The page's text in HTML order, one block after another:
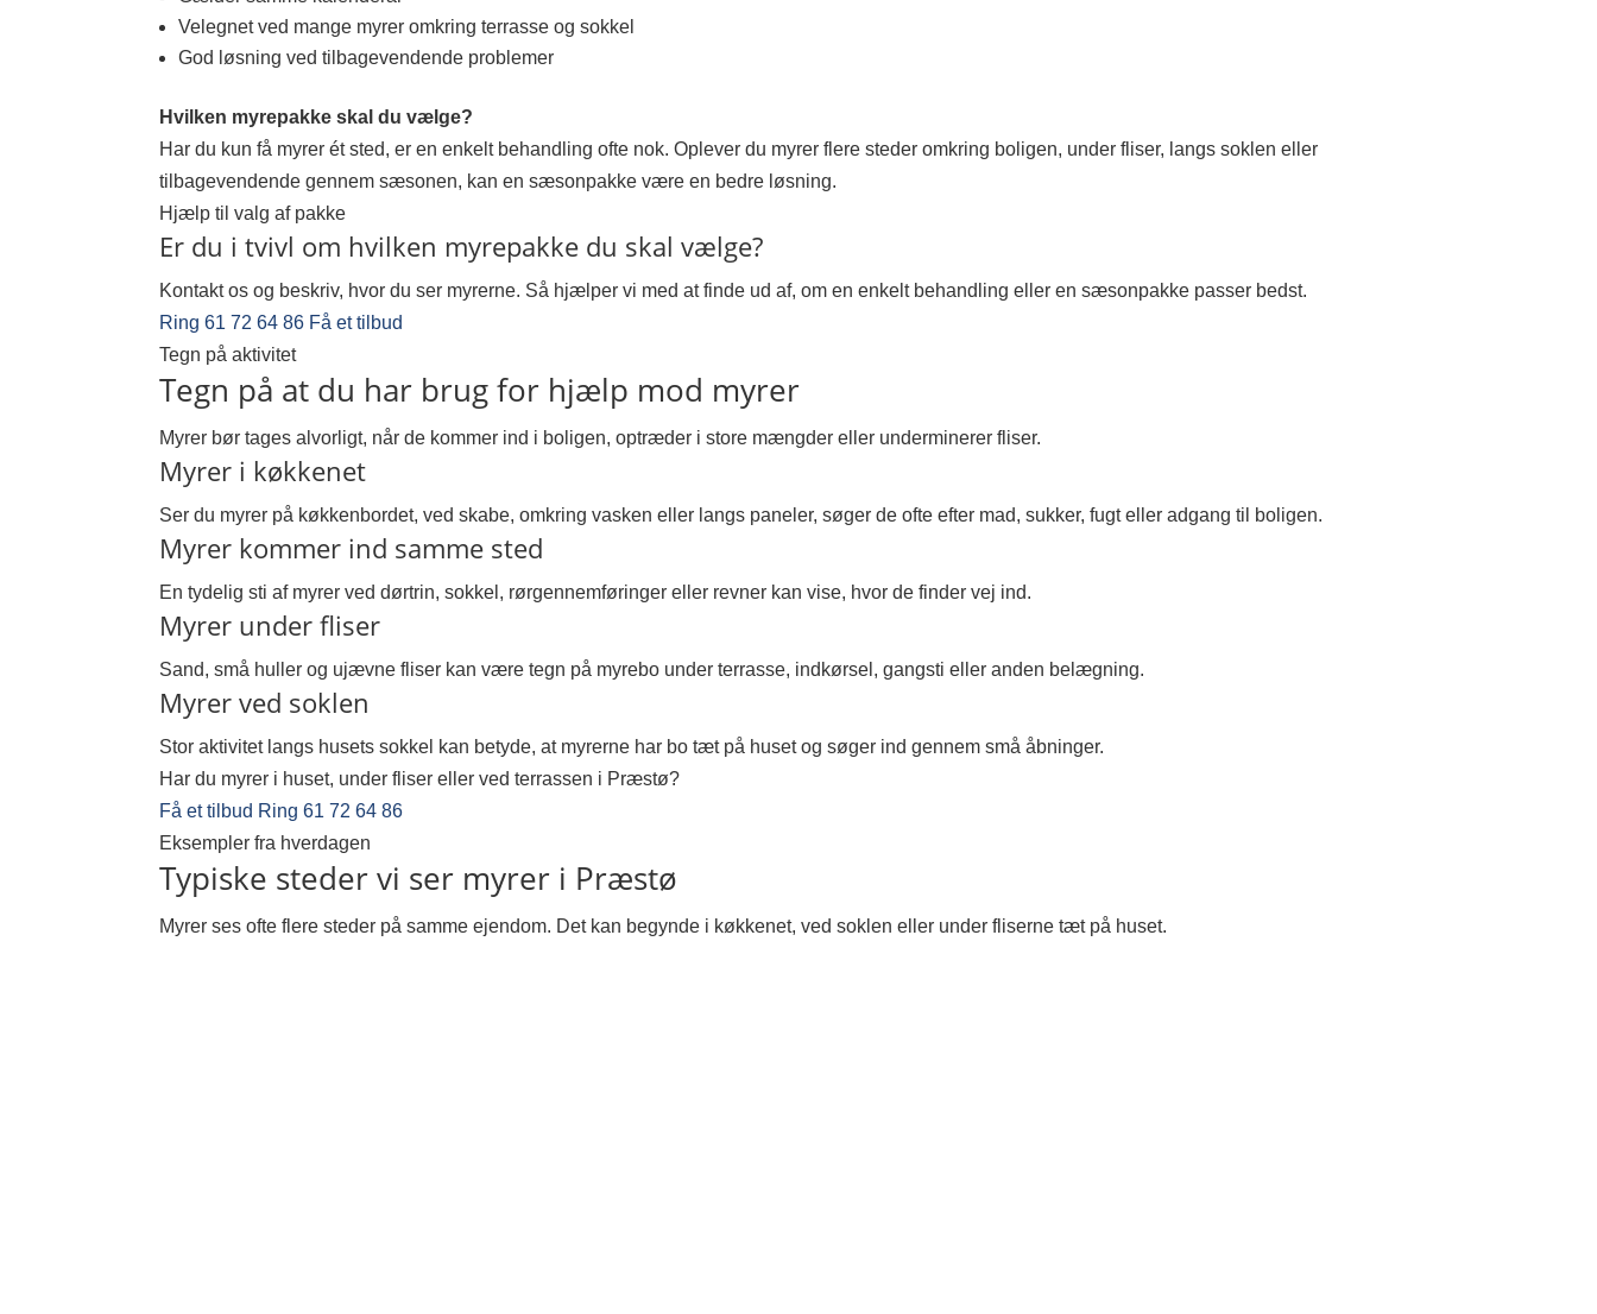
Velegnet ved mange myrer omkring terrasse og sokkel
God løsning ved tilbagevendende problemer
Hvilken myrepakke skal du vælge?
Har du kun få myrer ét sted, er en enkelt behandling ofte nok. Oplever du myrer flere steder omkring boligen, under fliser, langs soklen eller
tilbagevendende gennem sæsonen, kan en sæsonpakke være en bedre løsning.
Hjælp til valg af pakke
Er du i tvivl om hvilken myrepakke du skal vælge?
Kontakt os og beskriv, hvor du ser myrerne. Så hjælper vi med at finde ud af, om en enkelt behandling eller en sæsonpakke passer bedst.
Ring 61 72 64 86 Få et tilbud
Tegn på aktivitet
Tegn på at du har brug for hjælp mod myrer
Myrer bør tages alvorligt, når de kommer ind i boligen, optræder i store mængder eller underminerer fliser.
Myrer i køkkenet
Ser du myrer på køkkenbordet, ved skabe, omkring vasken eller langs paneler, søger de ofte efter mad, sukker, fugt eller adgang til boligen.
Myrer kommer ind samme sted
En tydelig sti af myrer ved dørtrin, sokkel, rørgennemføringer eller revner kan vise, hvor de finder vej ind.
Myrer under fliser
Sand, små huller og ujævne fliser kan være tegn på myrebo under terrasse, indkørsel, gangsti eller anden belægning.
Myrer ved soklen
Stor aktivitet langs husets sokkel kan betyde, at myrerne har bo tæt på huset og søger ind gennem små åbninger.
Har du myrer i huset, under fliser eller ved terrassen i Præstø?
Få et tilbud Ring 61 72 64 86
Eksempler fra hverdagen
Typiske steder vi ser myrer i Præstø
Myrer ses ofte flere steder på samme ejendom. Det kan begynde i køkkenet, ved soklen eller under fliserne tæt på huset.